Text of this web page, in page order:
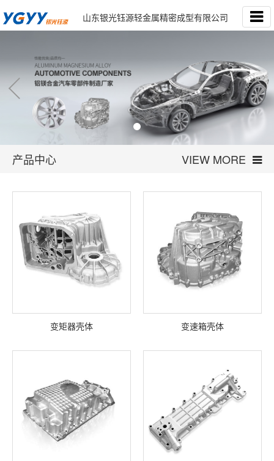
山东银光钰源轻金属精密成型有限公司
产品中心 VIEW MORE
变矩器壳体 变速箱壳体